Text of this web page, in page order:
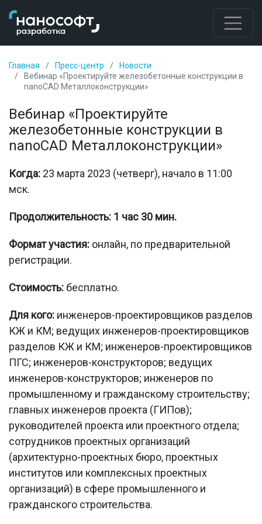
Главная Пресс-центр
Новости
Вебинар «Проектируйте железобетонные конструкции в
nanoCAD Металлоконструкции»
Вебинар «Проектируйте
железобетонные конструкции в
nanoCAD Металлоконструкции»
Когда: 23 марта 2023 (четверг), начало в 11:00
мск.
Продолжительность: 1 час 30 мин.
Формат участия: онлайн, по предварительной
регистрации.
Стоимость: бесплатно.
Для кого: инженеров-проектировщиков разделов
КЖ и КМ; ведущих инженеров-проектировщиков
разделов КЖ и КМ; инженеров-проектировщиков
ПГС; инженеров-конструкторов; ведущих
инженеров-конструкторов; инженеров по
промышленному и гражданскому строительству;
главных инженеров проекта (ГИПов);
руководителей проекта или проектного отдела;
сотрудников проектных организаций
(архитектурно-проектных бюро, проектных
институтов или комплексных проектных
организаций) в сфере промышленного и
гражданского строительства.